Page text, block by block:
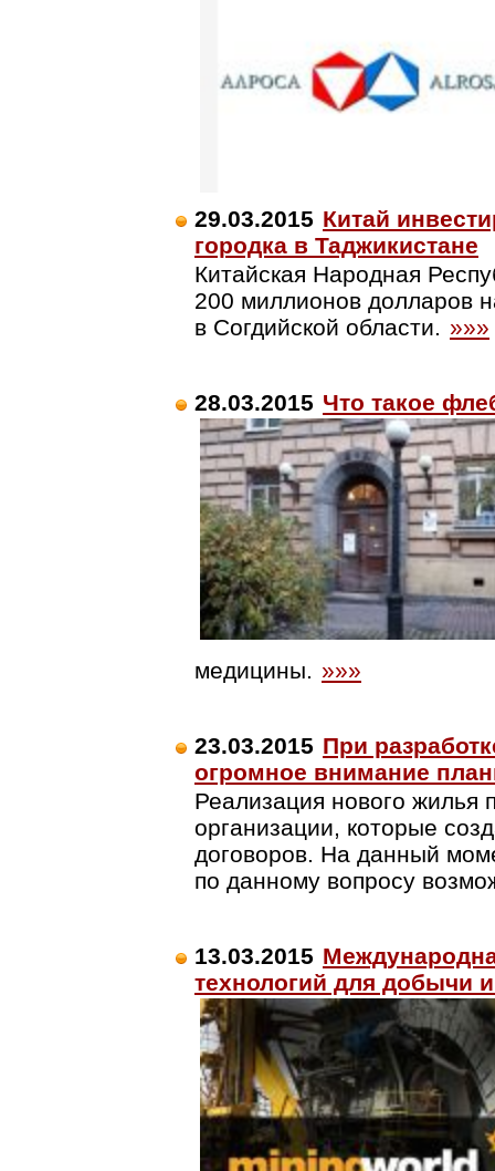
29.03.2015 Китай
городка в Таджикистане
Китайская Народная
200 миллионов долларов
в Согдийской области. »»»
28.03.2015 Что такое
медицины. »»»
23.03.2015 При
огромное внимание
Реализация нового жилья
организации, которые
договоров. На данный
по данному вопросу
13.03.2015
технологий для добычи